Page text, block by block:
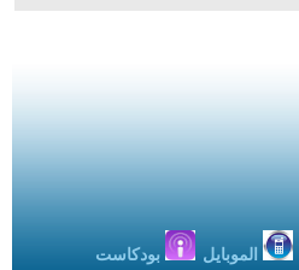
الموبايل بودكاست